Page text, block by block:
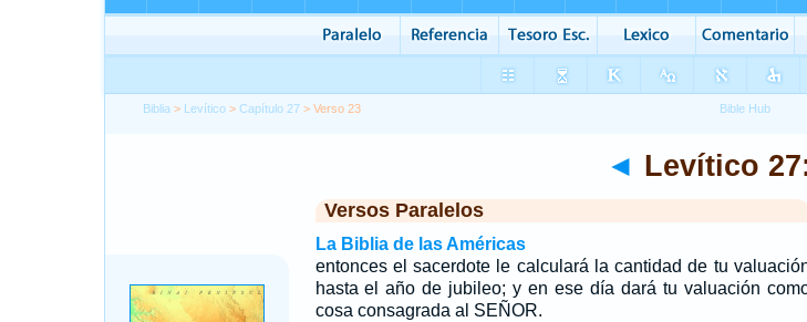
Biblia > Levítico >Capítulo 27 > Verso 23
◄ Levítico
Versos Paralelos
La Biblia de las Américas
entonces el sacerdote le calculará la cantidad de tu
hasta el año de jubileo; y en ese día dará tu valuación
cosa consagrada al SEÑOR.